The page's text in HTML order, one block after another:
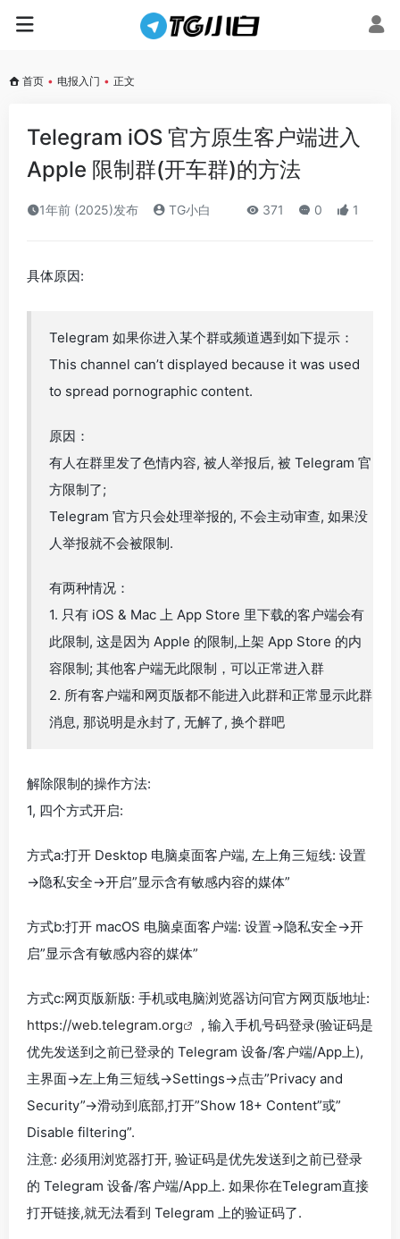
首页 • 电报入门 • 正文
Telegram iOS 官方原生客户端进入
Apple 限制群(开车群)的方法
1年前 (2025)发布 TG小白 371 0 1
具体原因:
Telegram 如果你进入某个群或频道遇到如下提示：
This channel can’t displayed because it was used
to spread pornographic content.
原因：
有人在群里发了色情内容, 被人举报后, 被 Telegram 官
方限制了;
Telegram 官方只会处理举报的, 不会主动审查, 如果没
人举报就不会被限制.
有两种情况：
1. 只有 iOS & Mac 上 App Store 里下载的客户端会有
此限制, 这是因为 Apple 的限制,上架 App Store 的内
容限制; 其他客户端无此限制，可以正常进入群
2. 所有客户端和网页版都不能进入此群和正常显示此群
消息, 那说明是永封了, 无解了, 换个群吧
解除限制的操作方法:
1, 四个方式开启:
方式a:打开 Desktop 电脑桌面客户端, 左上角三短线: 设置
→隐私安全→开启”显示含有敏感内容的媒体”
方式b:打开 macOS 电脑桌面客户端: 设置→隐私安全→开
启”显示含有敏感内容的媒体”
方式c:网页版新版: 手机或电脑浏览器访问官方网页版地址:
https://web.telegram.org
, 输入手机号码登录(验证码是
优先发送到之前已登录的 Telegram 设备/客户端/App上),
主界面→左上角三短线→Settings→点击”Privacy and
Security”→滑动到底部,打开”Show 18+ Content”或”
Disable filtering”.
注意: 必须用浏览器打开, 验证码是优先发送到之前已登录
的 Telegram 设备/客户端/App上. 如果你在Telegram直接
打开链接,就无法看到 Telegram 上的验证码了.